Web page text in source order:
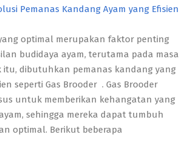
Pemanas Kandang Ayam yang Efisien
optimal merupakan faktor penting
budidaya ayam, terutama pada masa
itu, dibutuhkan pemanas kandang yang
seperti Gas Brooder . Gas Brooder
untuk memberikan kehangatan yang
sehingga mereka dapat tumbuh
optimal. Berikut beberapa